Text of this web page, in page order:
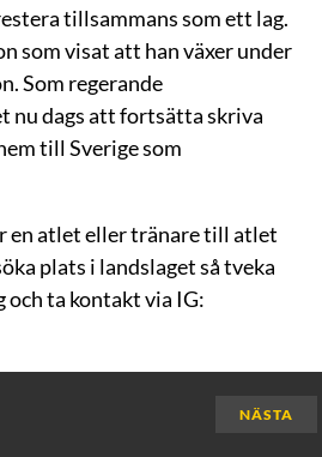
tillsammans som ett lag.
som visat att han växer under
Som regerande
nu dags att fortsätta skriva
till Sverige som
en atlet eller tränare till atlet
plats i landslaget så tveka
ta kontakt via IG:
NÄSTA